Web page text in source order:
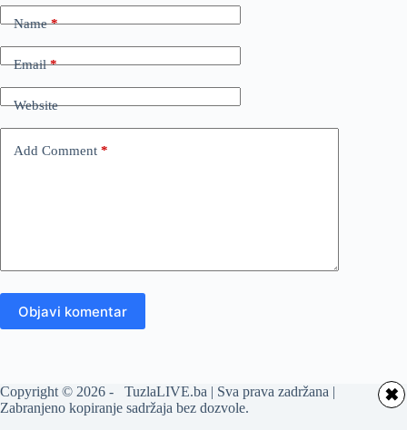
Name*
Email*
Website
Add Comment *
Objavi komentar
Copyright © 2026 - TuzlaLIVE.ba | Sva prava zadržana |
Zabranjeno kopiranje sadržaja bez dozvole.
✖